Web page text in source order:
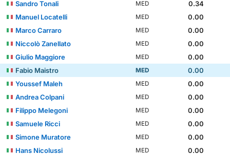
Sandro Tonali
MED
0.34
Manuel Locatelli
MED
0.00
Marco Carraro
MED
0.00
Niccolò Zanellato
MED
0.00
Giulio Maggiore
MED
0.00
Fabio Maistro
MED
0.00
Youssef Maleh
MED
0.00
Andrea Colpani
MED
0.00
Filippo Melegoni
MED
0.00
Samuele Ricci
MED
0.00
Simone Muratore
MED
0.00
Hans Nicolussi
MED
0.00